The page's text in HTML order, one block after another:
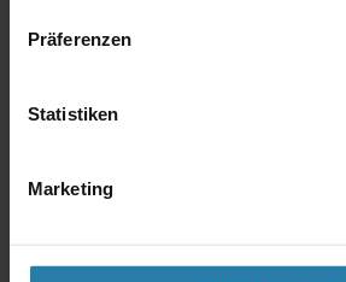
Präferenzen
Statistiken
Marketing
Sachbearbeiter/in (w/m/d) für